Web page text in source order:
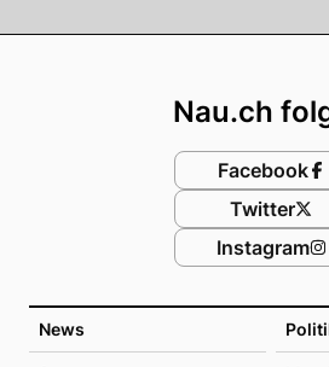
News
Nau.ch
Facebook
Twitter
Instagram